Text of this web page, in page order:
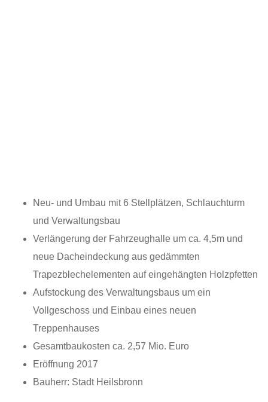
Neu- und Umbau mit 6 Stellplätzen, Schlauchturm
und Verwaltungsbau
Verlängerung der Fahrzeughalle um ca. 4,5m und
neue Dacheindeckung aus gedämmten
Trapezblechelementen auf eingehängten Holzpfetten
Aufstockung des Verwaltungsbaus um ein
Vollgeschoss und Einbau eines neuen
Treppenhauses
Gesamtbaukosten ca. 2,57 Mio. Euro
Eröffnung 2017
Bauherr: Stadt Heilsbronn